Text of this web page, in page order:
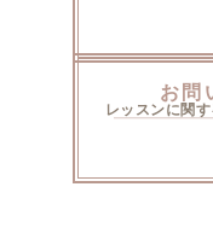
お問
レッスンに関